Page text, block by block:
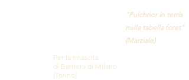
"Pulchrior in terris
nulla tabella foret"
(Marziale)
Per la rinascita
di Barriera di Milano
(Torino)